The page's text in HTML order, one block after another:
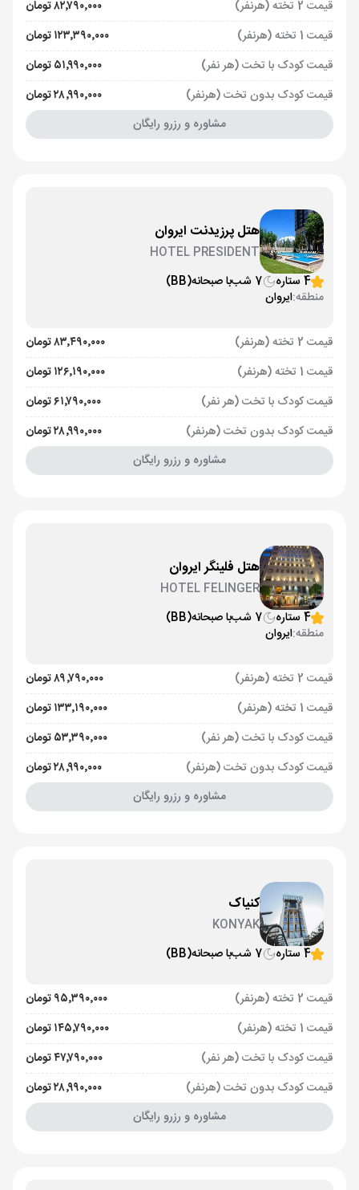
قیمت 2 تخته (هرنفر)
۸۲٬۷۹۰٬۰۰۰ تومان
قیمت 1 تخته (هرنفر)
۱۲۳٬۳۹۰٬۰۰۰ تومان
قیمت کودک با تخت (هر نفر)
۵۱٬۹۹۰٬۰۰۰ تومان
قیمت کودک بدون تخت (هرنفر)
۲۸٬۹۹۰٬۰۰۰ تومان
مشاوره و رزرو رایگان
هتل پرزیدنت ایروان
HOTEL PRESIDENT
4 ستاره
7 شب با صبحانه(BB)
منطقه:ایروان
قیمت 2 تخته (هرنفر)
۸۳٬۴۹۰٬۰۰۰ تومان
قیمت 1 تخته (هرنفر)
۱۲۶٬۱۹۰٬۰۰۰ تومان
قیمت کودک با تخت (هر نفر)
۶۱٬۷۹۰٬۰۰۰ تومان
قیمت کودک بدون تخت (هرنفر)
۲۸٬۹۹۰٬۰۰۰ تومان
مشاوره و رزرو رایگان
هتل فلینگر ایروان
HOTEL FELINGER
4 ستاره
7 شب با صبحانه(BB)
منطقه:ایروان
قیمت 2 تخته (هرنفر)
۸۹٬۷۹۰٬۰۰۰ تومان
قیمت 1 تخته (هرنفر)
۱۳۳٬۱۹۰٬۰۰۰ تومان
قیمت کودک با تخت (هر نفر)
۵۳٬۳۹۰٬۰۰۰ تومان
قیمت کودک بدون تخت (هرنفر)
۲۸٬۹۹۰٬۰۰۰ تومان
مشاوره و رزرو رایگان
کنیاک
KONYAK
4 ستاره
7 شب با صبحانه(BB)
قیمت 2 تخته (هرنفر)
۹۵٬۳۹۰٬۰۰۰ تومان
قیمت 1 تخته (هرنفر)
۱۴۵٬۷۹۰٬۰۰۰ تومان
قیمت کودک با تخت (هر نفر)
۴۷٬۷۹۰٬۰۰۰ تومان
قیمت کودک بدون تخت (هرنفر)
۲۸٬۹۹۰٬۰۰۰ تومان
مشاوره و رزرو رایگان